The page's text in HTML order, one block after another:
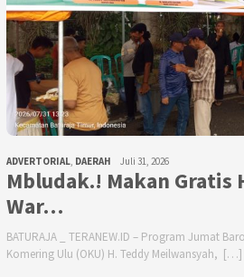
ADVERTORIAL, DAERAH Juli 31, 2026
Mbludak.! Makan Gratis
War…
BATURAJA _ TERANEW.ID – Program Jumat
Komering Ulu (OKU) H. Teddy Meilwansyah, […]